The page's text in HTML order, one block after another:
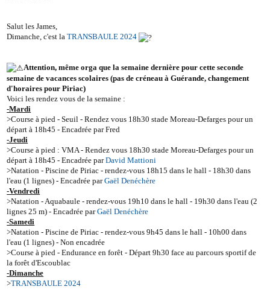
Salut les James,
Dimanche, c'est laTRANSBAULE 2024
Attention, même orga que la semaine dernière pour cette seconde
semaine de vacances scolaires (pas de créneau à Guérande, changement
d'horaires pour Piriac)
Voici les rendez vous de la semaine :
-Mardi
>Course à pied - Seuil - Rendez vous 18h30 stade Moreau-Defarges pour un
départ à 18h45 - Encadrée par Fred
-Jeudi
>Course à pied : VMA - Rendez vous 18h30 stade Moreau-Defarges pour un
départ à 18h45 - Encadrée parDavid Mattioni
>Natation - Piscine de Piriac - rendez-vous 18h15 dans le hall - 18h30 dans
l'eau (1 lignes) - Encadrée parGaël Denéchère
-Vendredi
>Natation - Aquabaule - rendez-vous 19h10 dans le hall - 19h30 dans l'eau (2
lignes 25 m) - Encadrée parGaël Denéchère
-Samedi
>Natation - Piscine de Piriac - rendez-vous 9h45 dans le hall - 10h00 dans
l'eau (1 lignes) - Non encadrée
>Course à pied - Endurance en forêt - Départ 9h30 face au parcours sportif de
la forêt d'Escoublac
-Dimanche
>TRANSBAULE 2024